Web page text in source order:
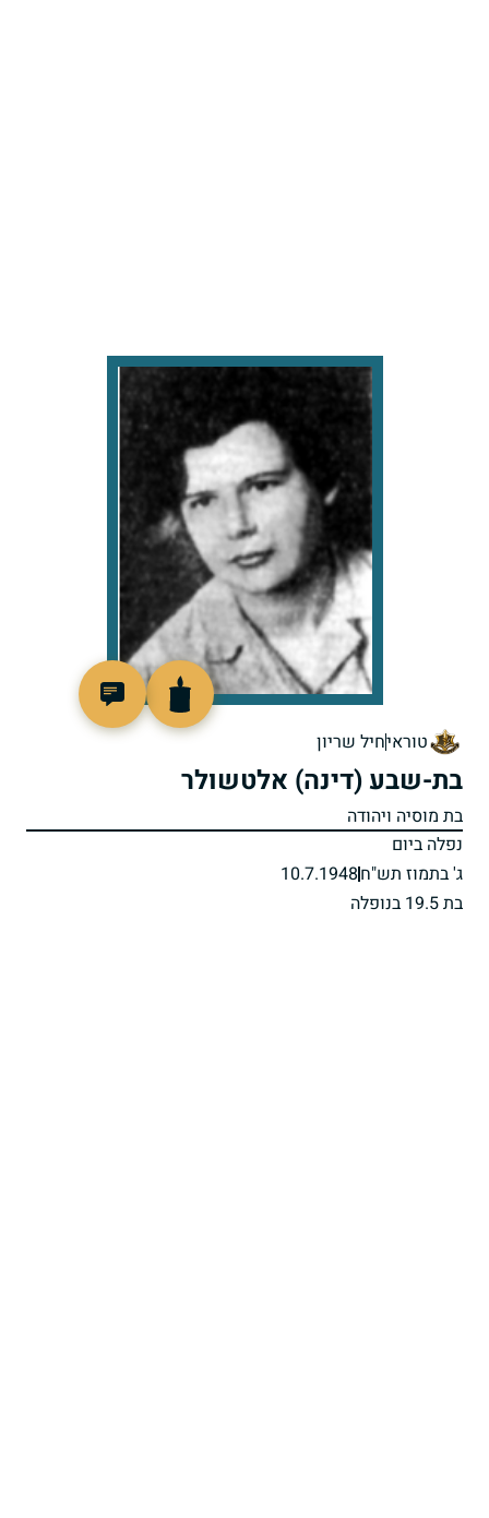
טוראיחיל שריון
בת-שבע (דינה) אלטשולר
בת מוסיה ויהודה
נפלה ביום
ג' בתמוז תש"ח10.7.1948
בת 19.5 בנופלה